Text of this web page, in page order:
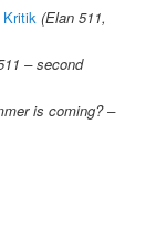
(Elan 511,
– second
is coming? –